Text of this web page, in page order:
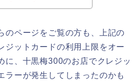
のページをご覧の方も、上記の
ジットカードの利用上限をオー
に、十黒梅300のお店でクレジッ
ラーが発生してしまったのかも